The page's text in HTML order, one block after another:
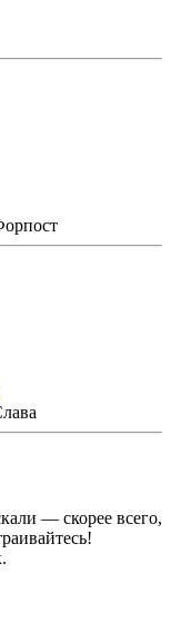
— скорее всего,